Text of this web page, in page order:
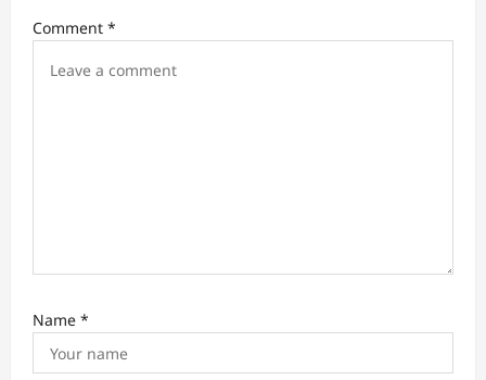
t
Comment *
Name *